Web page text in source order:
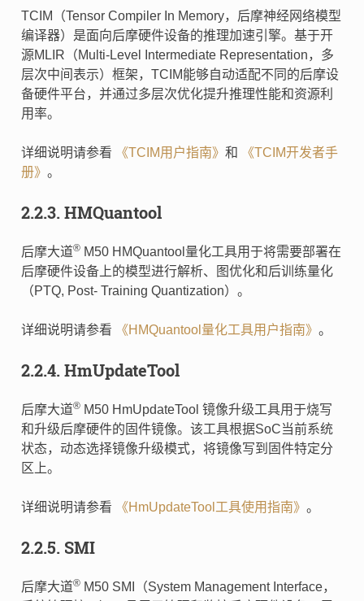
TCIM（Tensor Compiler In Memory，后摩神经网络模型
编译器）是面向后摩硬件设备的推理加速引擎。基于开
源MLIR（Multi-Level Intermediate Representation，多
层次中间表示）框架，TCIM能够自动适配不同的后摩设
备硬件平台，并通过多层次优化提升推理性能和资源利
用率。
详细说明请参看 《TCIM用户指南》 和
《TCIM开发者手
册》 。
2.2.3. HMQuantool
后摩大道®M50 HMQuantool量化工具用于将需要部署在
后摩硬件设备上的模型进行解析、图优化和后训练量化
（PTQ, Post‑ Training Quantization）。
详细说明请参看 《HMQuantool量化工具用户指南》 。
2.2.4. HmUpdateTool
后摩大道®M50 HmUpdateTool 镜像升级工具用于烧写
和升级后摩硬件的固件镜像。该工具根据SoC当前系统
状态，动态选择镜像升级模式，将镜像写到固件特定分
区上。
详细说明请参看 《HmUpdateTool工具使用指南》 。
2.2.5. SMI
后摩大道®M50 SMI（System Management Interface，